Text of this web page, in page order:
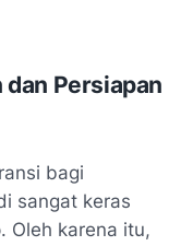
Persiapan
bagi
sangat keras
Oleh karena itu,